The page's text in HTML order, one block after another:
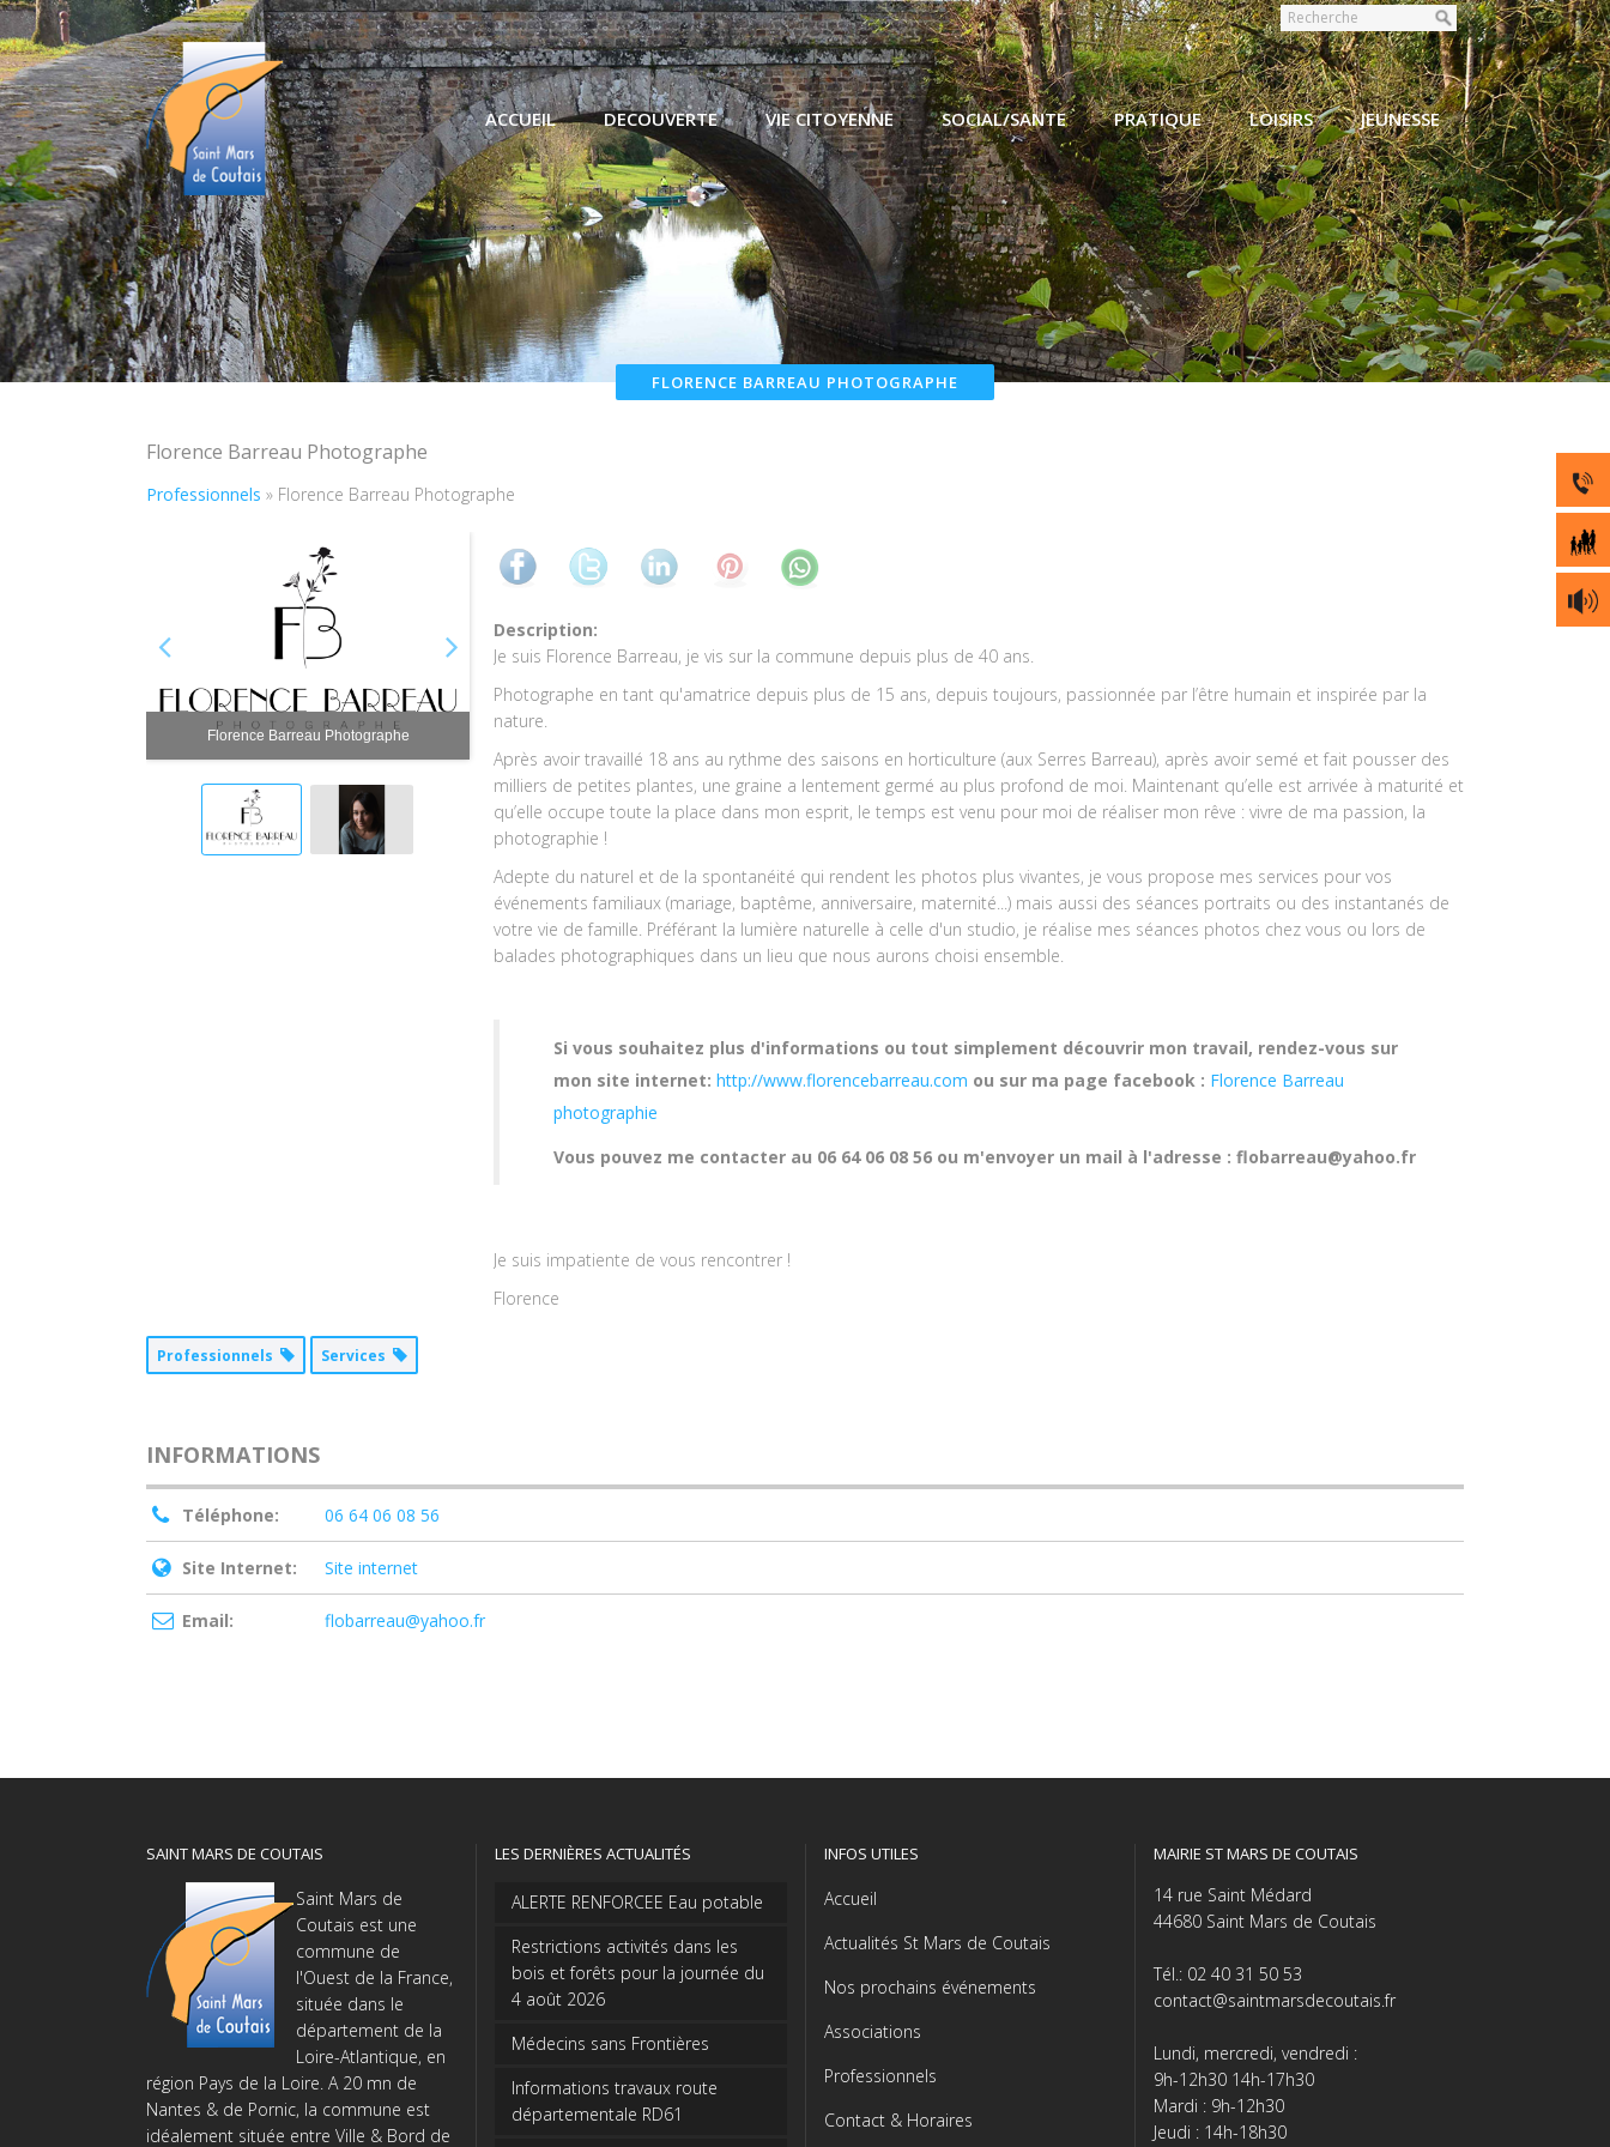
ACCUEIL DECOUVERTE VIE CITOYENNE SOCIAL/SANTE PRATIQUE LOISIRS JEUNESSE
FLORENCE BARREAU PHOTOGRAPHE
Florence Barreau Photographe
Professionnels » Florence Barreau Photographe
Florence Barreau Photographe
Description:
Je suis Florence Barreau, je vis sur la commune depuis plus de 40 ans.
Photographe en tant qu'amatrice depuis plus de 15 ans, depuis toujours, passionnée par l’être humain et inspirée par la
nature.
Après avoir travaillé 18 ans au rythme des saisons en horticulture (aux Serres Barreau), après avoir semé et fait pousser des
milliers de petites plantes, une graine a lentement germé au plus profond de moi. Maintenant qu’elle est arrivée à maturité et
qu’elle occupe toute la place dans mon esprit, le temps est venu pour moi de réaliser mon rêve : vivre de ma passion, la
photographie !
Adepte du naturel et de la spontanéité qui rendent les photos plus vivantes, je vous propose mes services pour vos
événements familiaux (mariage, baptême, anniversaire, maternité...) mais aussi des séances portraits ou des instantanés de
votre vie de famille. Préférant la lumière naturelle à celle d'un studio, je réalise mes séances photos chez vous ou lors de
balades photographiques dans un lieu que nous aurons choisi ensemble.
Si vous souhaitez plus d'informations ou tout simplement découvrir mon travail, rendez-vous sur
mon site internet: http://www.florencebarreau.com ou sur ma page facebook : Florence Barreau
photographie
Vous pouvez me contacter au 06 64 06 08 56 ou m'envoyer un mail à l'adresse : flobarreau@yahoo.fr
Je suis impatiente de vous rencontrer !
Florence
Professionnels Services
INFORMATIONS
Téléphone: 06 64 06 08 56
Site Internet: Site internet
Email: flobarreau@yahoo.fr
SAINT MARS DE COUTAIS
Saint Mars de
Coutais est une
commune de
l'Ouest de la France,
située dans le
département de la
Loire-Atlantique, en
région Pays de la Loire. A 20 mn de
Nantes & de Pornic, la commune est
idéalement située entre Ville & Bord de
LES DERNIÈRES ACTUALITÉS
ALERTE RENFORCEE Eau potable
Restrictions activités dans les
bois et forêts pour la journée du
4 août 2026
Médecins sans Frontières
Informations travaux route
départementale RD61
INFOS UTILES
Accueil
Actualités St Mars de Coutais
Nos prochains événements
Associations
Professionnels
Contact & Horaires
MAIRIE ST MARS DE COUTAIS
14 rue Saint Médard
44680 Saint Mars de Coutais
Tél.: 02 40 31 50 53
contact@saintmarsdecoutais.fr
Lundi, mercredi, vendredi :
9h-12h30 14h-17h30
Mardi : 9h-12h30
Jeudi : 14h-18h30